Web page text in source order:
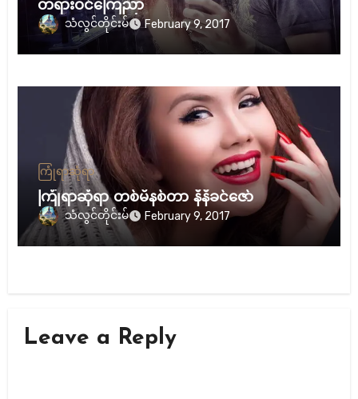
တရားဝင်ကြေညာ
သံလွင်တိုင်းမ် February 9, 2017
ကြုံရာဆုံရာ
ကြုံရာဆုံရာ တစ်မိနစ်တာ နီနီခင်ဇော်
သံလွင်တိုင်းမ် February 9, 2017
Leave a Reply